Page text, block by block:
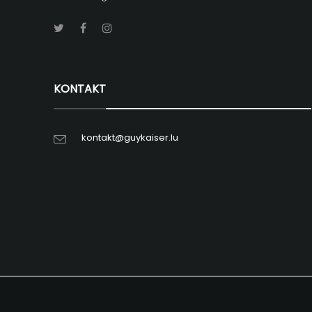
KONTAKT
kontakt@guykaiser.lu